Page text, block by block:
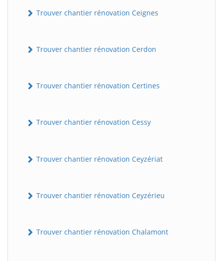
Trouver chantier rénovation Ceignes
Trouver chantier rénovation Cerdon
Trouver chantier rénovation Certines
Trouver chantier rénovation Cessy
Trouver chantier rénovation Ceyzériat
Trouver chantier rénovation Ceyzérieu
Trouver chantier rénovation Chalamont